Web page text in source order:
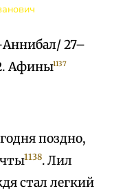
27–
Афины1137
поздно,
1138. Лил
стал легкий